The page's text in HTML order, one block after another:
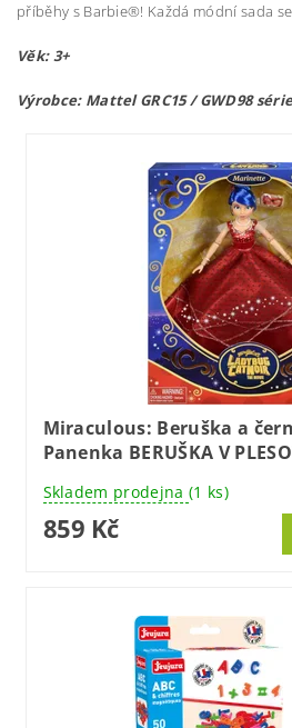
příběhy s Barbie®! Každá módní sada
Věk: 3+
Výrobce: Mattel GRC15/ GWD98
Miraculous: Beruška a
Panenka BERUŠKA V
Skladem prodejna (1 ks)
859 Kč